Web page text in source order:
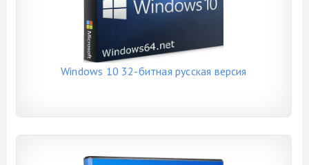
Windows 10 32-битная русская версия